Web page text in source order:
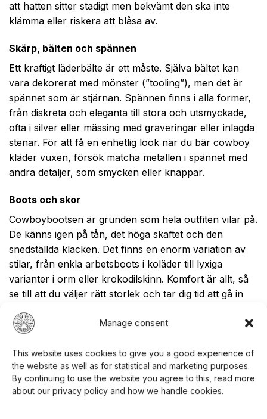
Manage consent
This website uses cookies to give you a good experience of
the website as well as for statistical and marketing purposes.
By continuing to use the website you agree to this, read more
about our privacy policy and how we handle cookies.
att hatten sitter stadigt men bekvämt den ska inte
klämma eller riskera att blåsa av.
Skärp, bälten och spännen
Ett kraftigt läderbälte är ett måste. Själva bältet kan
vara dekorerat med mönster (”tooling”), men det är
spännet som är stjärnan. Spännen finns i alla former,
från diskreta och eleganta till stora och utsmyckade,
ofta i silver eller mässing med graveringar eller inlagda
stenar. För att få en enhetlig look när du bär cowboy
kläder vuxen, försök matcha metallen i spännet med
andra detaljer, som smycken eller knappar.
Boots och skor
Cowboybootsen är grunden som hela outfiten vilar på.
De känns igen på tån, det höga skaftet och den
snedställda klacken. Det finns en enorm variation av
stilar, från enkla arbetsboots i koläder till lyxiga
varianter i orm eller krokodilskinn. Komfort är allt, så
se till att du väljer rätt storlek och tar dig tid att gå in
bara blir bättre med åren och är en oumbärlig del av
Smycken och handskar
Smycken kan addera en snygg, personlig detalj till en
cowboy outfit herr. En enkel silverring, ett flätat